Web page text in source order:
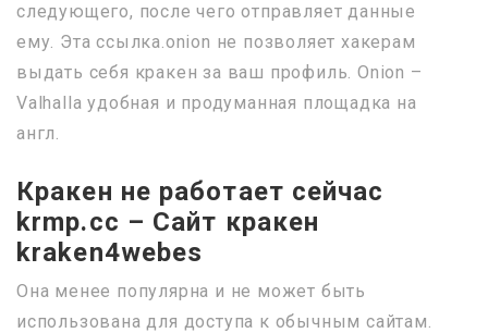
следующего, после чего отправляет данные
ему. Эта ссылка.onion не позволяет хакерам
выдать себя кракен за ваш профиль. Onion –
Valhalla удобная и продуманная площадка на
англ.
Кракен не работает сейчас
krmp.cc – Сайт кракен
kraken4webes
Она менее популярна и не может быть
использована для доступа к обычным сайтам.